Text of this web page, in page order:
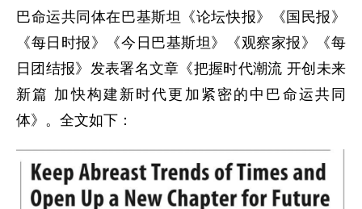
巴命运共同体在巴基斯坦《论坛快报》《国民报》
《每日时报》《今日巴基斯坦》《观察家报》《每
日团结报》发表署名文章《把握时代潮流 开创未来
新篇 加快构建新时代更加紧密的中巴命运共同
体》。全文如下：